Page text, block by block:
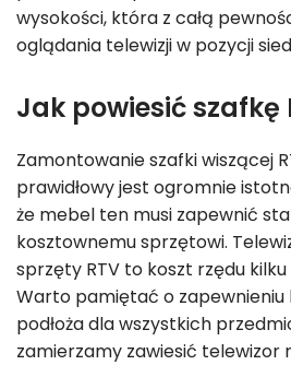
wysokości, która z całą
oglądania telewizji w pozycji
Jak powiesić szafkę
Zamontowanie szafki wiszącej
prawidłowy jest ogromnie
że mebel ten musi zapewnić
kosztownemu sprzętowi.
sprzęty RTV to koszt rzędu
Warto pamiętać o zapewnieniu
podłoża dla wszystkich
zamierzamy zawiesić telewizor